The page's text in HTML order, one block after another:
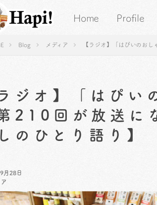
Home Profile
Blog メディア 【ラジオ】「はぴいのお
ジオ】「はぴい
210回が放送に
のひとり語り】
月28日
ア